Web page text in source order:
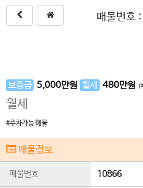
매물번호
보증금 5,000만원 월세 480만원 (
월세
#주차가능 매물
매물정보
매물번호 10866